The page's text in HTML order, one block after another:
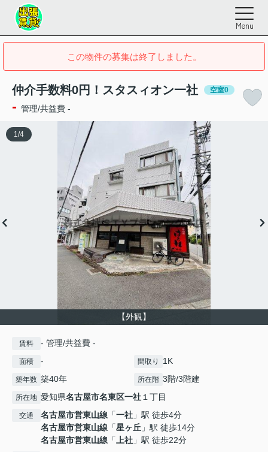
Menu
この物件の募集は終了しました。
仲介手数料0円！スタスィオン一社 空室0
- 管理/共益費 -
【外観】
1 /4
賃料 - 管理/共益費 -
面積 - 間取り 1K
築年数 築40年 所在階 3階/3階建
所在地 愛知県名古屋市名東区一社 １丁目
交通 名古屋市営東山線 「一社 」駅 徒歩4分
名古屋市営東山線 「星ヶ丘 」駅 徒歩14分
名古屋市営東山線 「 上社 」駅 徒歩22分